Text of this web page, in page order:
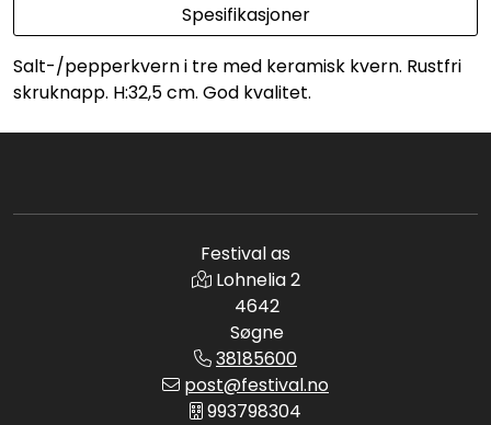
Spesifikasjoner
Salt-/pepperkvern i tre med keramisk kvern. Rustfri
skruknapp. H:32,5 cm. God kvalitet.
Festival as
Lohnelia 2
4642
Søgne
38185600
post@festival.no
993798304